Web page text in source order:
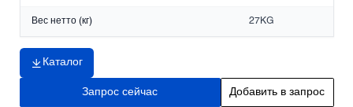
Вес нетто (кг) 27KG
Каталог
Запрос сейчас Добавить в запрос